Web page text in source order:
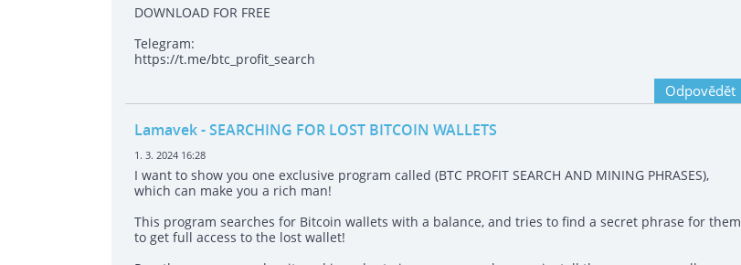
DOWNLOAD FOR FREE
Telegram:
https://t.me/btc_profit_search
Odpovědět
Lamavek- SEARCHING FOR LOST BITCOIN WALLETS
1. 3. 2024 16:28
I want to show you one exclusive program called (BTC PROFIT SEARCH AND MINING PHRASES),
which can make you a rich man!
This program searches for Bitcoin wallets with a balance, and tries to find a secret phrase for them
to get full access to the lost wallet!